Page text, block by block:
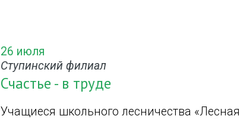
26 июля
Ступинский филиал
Счастье - в труде
Учащиеся школьного лесничества